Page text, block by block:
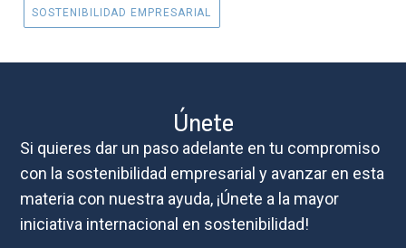
SOSTENIBILIDAD EMPRESARIAL
Únete
Si quieres dar un paso adelante en tu compromiso
con la sostenibilidad empresarial y avanzar en esta
materia con nuestra ayuda, ¡Únete a la mayor
iniciativa internacional en sostenibilidad!